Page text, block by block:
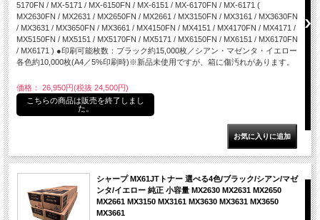
5170FN / MX-5171 / MX-6150FN / MX-6151 / MX-6170FN / MX-6171 (
MX2630FN / MX2631 / MX2650FN / MX2661 / MX3150FN / MX3161 / MX3630FN
/ MX3631 / MX3650FN / MX3661 / MX4150FN / MX4151 / MX4170FN / MX4171 /
MX5150FN / MX5151 / MX5170FN / MX5171 / MX6150FN / MX6151 / MX6170FN
/ MX6171 ) ●印刷可能枚数：ブラック約15,000枚／シアン・マゼンタ・イエロー
各色約10,000枚(A4／5%印刷時)※新品未使用ですが、箱に傷汚れがあります。
価格： 26,950円(税抜 24,500円)
こちらの商品は販売を終了しまし
た。
シャープ MX61JTトナー 選べる4色/ブラック/シアン/マゼ
ンタ/イエロー 純正 小容量 MX2630 MX2631 MX2650
MX2661 MX3150 MX3161 MX3630 MX3631 MX3650
MX3661